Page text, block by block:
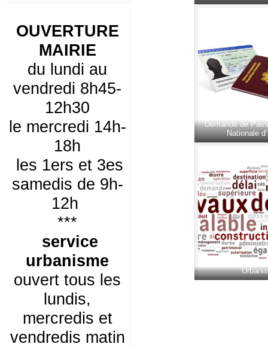
OUVERTURE
MAIRIE
du lundi au
vendredi 8h45-
12h30
le mercredi 14h-
18h
les 1ers et 3es
samedis de 9h-
12h
***
service
urbanisme
ouvert tous les
lundis,
mercredis et
vendredis matin
Demande de
Nationale